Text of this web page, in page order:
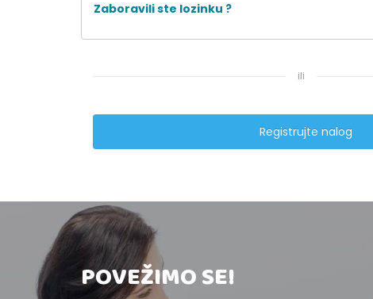
Zaboravili ste lozinku ?
ili
Registrujte nalog
POVEŽIMO SE!